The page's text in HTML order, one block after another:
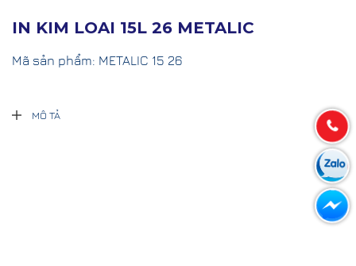
IN KIM LOAI 15L 26 METALIC
Mã sản phẩm: METALIC 15 26
MÔ TẢ